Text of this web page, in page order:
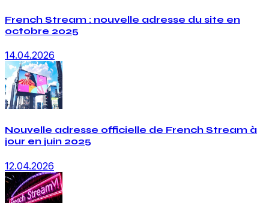
French Stream : nouvelle adresse du site en
octobre 2025
14.04.2026
Nouvelle adresse officielle de French Stream à
jour en juin 2025
12.04.2026